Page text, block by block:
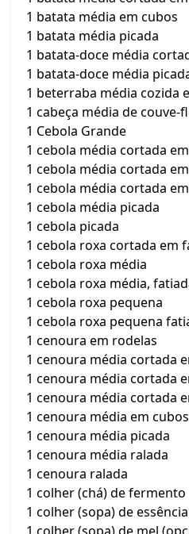
1 batata média em cubos
1 batata média picada
1 batata-doce média
1 batata-doce média
1 beterraba média cozida
1 cabeça média de couve-
1 Cebola Grande
1 cebola média cortada
1 cebola média cortada
1 cebola média cortada
1 cebola média picada
1 cebola picada
1 cebola roxa cortada em
1 cebola roxa média
1 cebola roxa média,
1 cebola roxa pequena
1 cebola roxa pequena
1 cenoura em rodelas
1 cenoura média cortada
1 cenoura média cortada
1 cenoura média cortada
1 cenoura média em cubos
1 cenoura média picada
1 cenoura média ralada
1 cenoura ralada
1 colher (chá) de fermento
1 colher (sopa) de